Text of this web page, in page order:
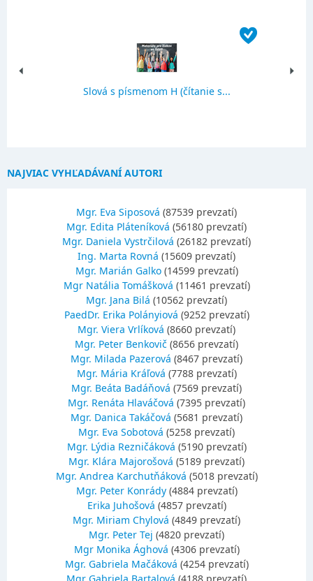
Slová s písmenom H (čítanie s...
NAJVIAC VYHĽADÁVANÍ AUTORI
Mgr. Eva Siposová (87539 prevzatí)
Mgr. Edita Pláteníková (56180 prevzatí)
Mgr. Daniela Vystrčilová (26182 prevzatí)
Ing. Marta Rovná (15609 prevzatí)
Mgr. Marián Galko(14599 prevzatí)
Mgr Natália Tomášková (11461 prevzatí)
Mgr. Jana Bilá (10562 prevzatí)
PaedDr. Erika Polányiová (9252 prevzatí)
Mgr. Viera Vrlíková (8660 prevzatí)
Mgr. Peter Benkovič (8656 prevzatí)
Mgr. Milada Pazerová (8467 prevzatí)
Mgr. Mária Kráľová (7788 prevzatí)
Mgr. Beáta Badáňová (7569 prevzatí)
Mgr. Renáta Hlaváčová (7395 prevzatí)
Mgr. Danica Takáčová (5681 prevzatí)
Mgr. Eva Sobotová (5258 prevzatí)
Mgr. Lýdia Rezničáková (5190 prevzatí)
Mgr. Klára Majorošová (5189 prevzatí)
Mgr. Andrea Karchutňáková (5018 prevzatí)
Mgr. Peter Konrády(4884 prevzatí)
Erika Juhošová (4857 prevzatí)
Mgr. Miriam Chylová (4849 prevzatí)
Mgr. Peter Tej (4820 prevzatí)
Mgr Monika Ághová (4306 prevzatí)
Mgr. Gabriela Mačáková (4254 prevzatí)